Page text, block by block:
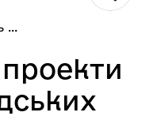
...